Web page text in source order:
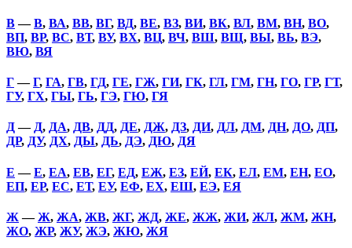
В—В, ВА, ВВ, ВГ, ВД, ВЕ, ВЗ, ВИ, ВК, ВЛ, ВМ, ВН, ВО,
ВП, ВР, ВС, ВТ, ВУ, ВХ, ВЦ, ВЧ, ВШ, ВЩ, ВЫ, ВЬ, ВЭ,
ВЮ, ВЯ
Г—Г, ГА, ГВ, ГД, ГЕ, ГЖ, ГИ, ГК, ГЛ, ГМ, ГН, ГО, ГР, ГТ,
ГУ, ГХ, ГЫ, ГЬ, ГЭ, ГЮ, ГЯ
Д— Д, ДА, ДВ, ДД, ДЕ, ДЖ, ДЗ, ДИ, ДЛ, ДМ, ДН, ДО, ДП,
ДР, ДУ, ДХ, ДЫ, ДЬ, ДЭ, ДЮ, ДЯ
Е —Е, ЕА, ЕВ, ЕГ, ЕД, ЕЖ, ЕЗ, ЕЙ, ЕК, ЕЛ, ЕМ, ЕН, ЕО,
ЕП, ЕР, ЕС, ЕТ, ЕУ, ЕФ, ЕХ, ЕШ, ЕЭ, ЕЯ
Ж —Ж, ЖА, ЖВ, ЖГ, ЖД, ЖЕ, ЖЖ, ЖИ, ЖЛ, ЖМ, ЖН,
ЖО, ЖР, ЖУ, ЖЭ, ЖЮ, ЖЯ